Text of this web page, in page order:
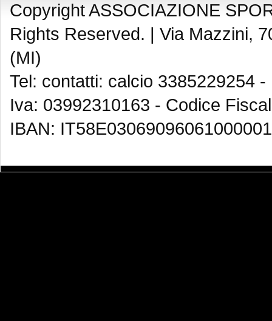
Copyright ASSOCIAZIONE
Rights Reserved. | Via Mazzini,
(MI)
Tel: contatti: calcio 3385229254
Iva: 03992310163 - Codice
IBAN: